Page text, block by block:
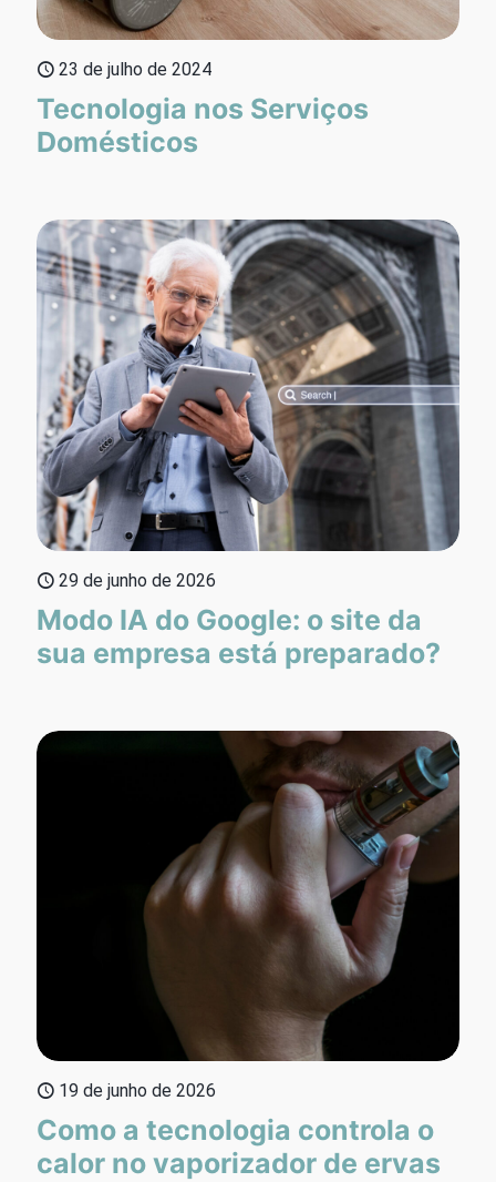
23 de julho de 2024
Tecnologia nos Serviços
Domésticos
29 de junho de 2026
Modo IA do Google: o site da
sua empresa está preparado?
19 de junho de 2026
Como a tecnologia controla o
calor no vaporizador de ervas